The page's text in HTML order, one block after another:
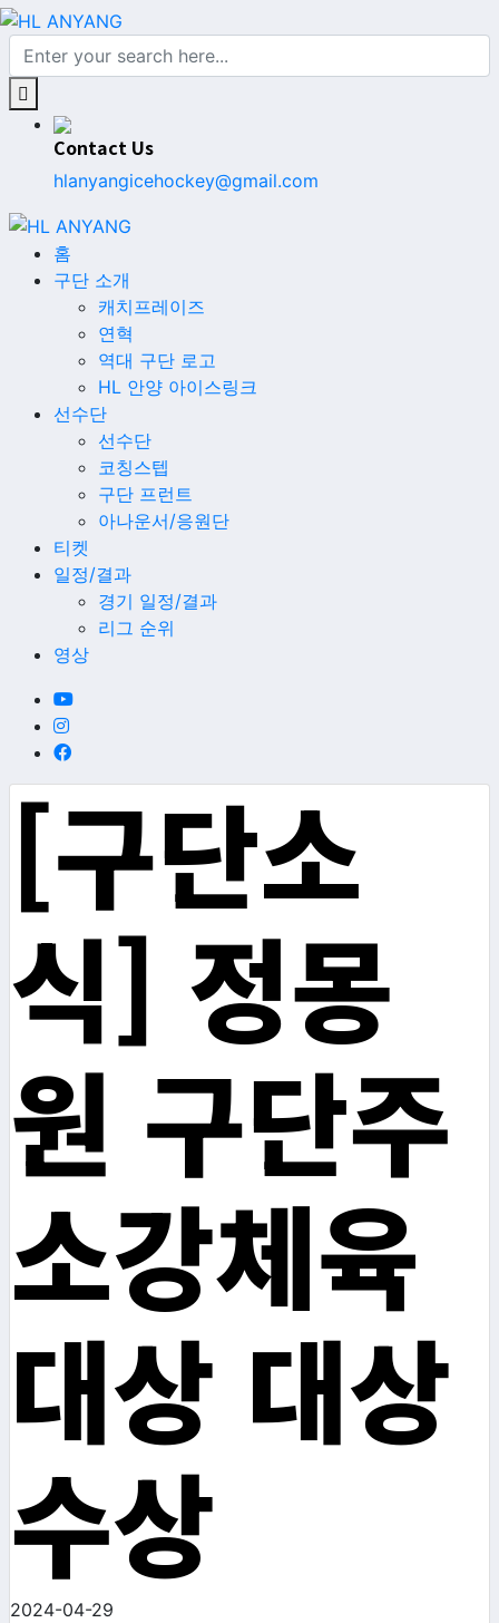
Contact Us
hlanyangicehockey@gmail.com
홈
구단 소개
캐치프레이즈
연혁
역대 구단 로고
HL 안양 아이스링크
선수단
선수단
코칭스텝
구단 프런트
아나운서/응원단
티켓
일정/결과
경기 일정/결과
리그 순위
영상
[구단소
식] 정몽
원 구단주
소강체육
대상 대상
수상
2024-04-29